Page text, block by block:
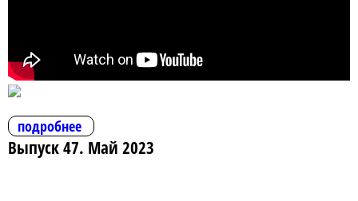
подробнее
Выпуск 47. Май 2023